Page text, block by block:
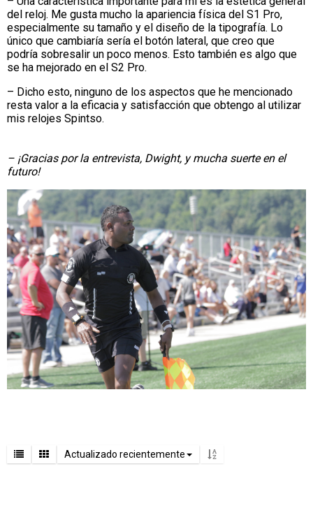
del reloj. Me gusta mucho la apariencia física del S1 Pro,
especialmente su tamaño y el diseño de la tipografía. Lo
único que cambiaría sería el botón lateral, que creo que
podría sobresalir un poco menos. Esto también es algo que
se ha mejorado en el S2 Pro.
– Dicho esto, ninguno de los aspectos que he mencionado
resta valor a la eficacia y satisfacción que obtengo al utilizar
mis relojes Spintso.
– ¡Gracias por la entrevista, Dwight, y mucha suerte en el
futuro!
Actualizado recientemente